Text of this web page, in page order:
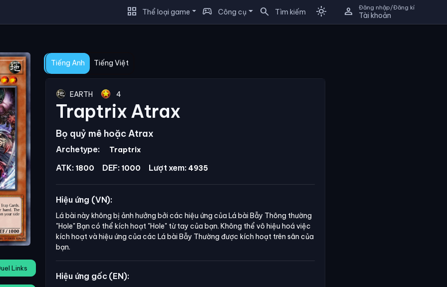
grid_view Thể loại game sports_esports Công cụ search Tìm kiếm light_mode person Đăng nhập/Đăng kí
Tài khoản
Links
Tiếng Anh Tiếng Việt
EARTH 4
Traptrix Atrax
Bọ quỷ mê hoặc Atrax
Archetype: Traptrix
ATK: 1800 DEF: 1000 Lượt xem: 4935
Hiệu ứng (VN):
Lá bài này không bị ảnh hưởng bởi các hiệu ứng của Lá bài Bẫy Thông thường
"Hole"Bạn có thể kích hoạt "Hole" từ tay của bạn. Không thể vô hiệu hoá việc
kích hoạt và hiệu ứng của các Lá bài Bẫy Thường được kích hoạt trên sân của
bạn.
Hiệu ứng gốc (EN):